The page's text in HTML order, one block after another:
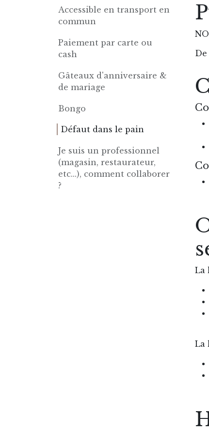
Accessible en transport en
commun
Paiement par carte ou
cash
Gâteaux d'anniversaire &
de mariage
Bongo
Défaut dans le pain
Je suis un professionnel
(magasin, restaurateur,
etc...), comment collaborer
?
La
La